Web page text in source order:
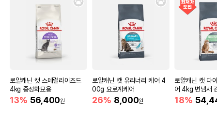
로얄캐닌 캣 스테럴라이즈드
4kg 중성화묘용
13% 56,400원
로얄캐닌 캣 유리너리 케어 4
00g 요로계케어
26% 8,000원
로얄캐닌 캣 다
어 4kg 변냄새
18%